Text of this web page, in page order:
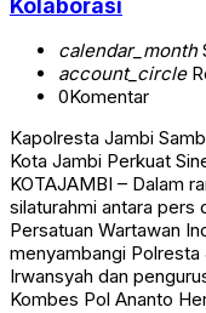
Kolaborasi
calendar_month
account_circle
0Komentar
Kapolresta Jambi
Kota Jambi Perkuat
KOTAJAMBI – Dalam
silaturahmi antara pers
Persatuan Wartawan
menyambangi Polresta
Irwansyah dan
Kombes Pol Ananto